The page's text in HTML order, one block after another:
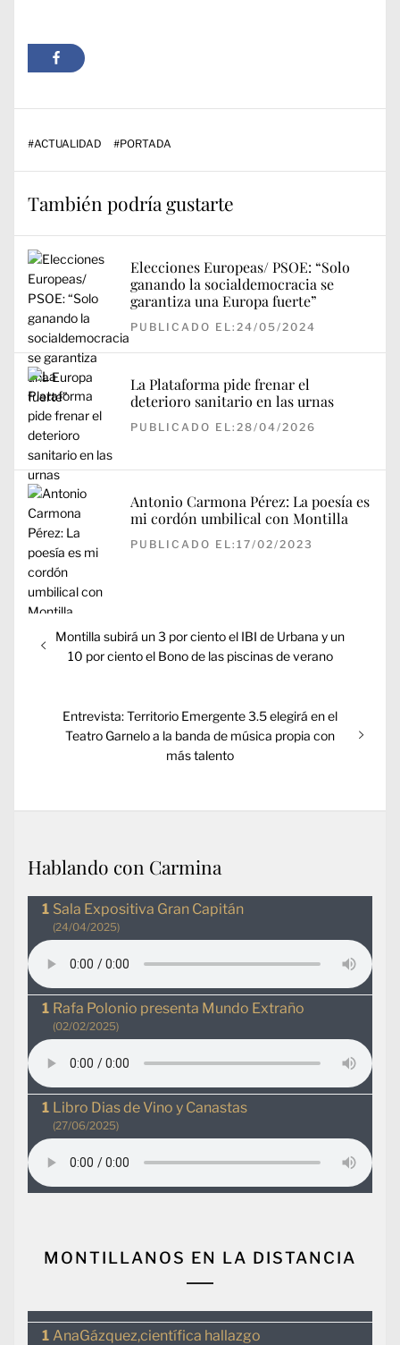
#ACTUALIDAD #PORTADA
También podría gustarte
Elecciones Europeas/ PSOE: “Solo
ganando la socialdemocracia se
garantiza una Europa fuerte”
PUBLICADO EL:24/05/2024
La Plataforma pide frenar el
deterioro sanitario en las urnas
PUBLICADO EL:28/04/2026
Antonio Carmona Pérez: La poesía es
mi cordón umbilical con Montilla
PUBLICADO EL:17/02/2023
Navegación
de
Entrada
anterior:
Montilla subirá un 3 por ciento el IBI de Urbana y un
10 por ciento el Bono de las piscinas de verano
Entrada
siguiente:
Entrevista: Territorio Emergente 3.5 elegirá en el
Teatro Garnelo a la banda de música propia con
más talento
Hablando con Carmina
Sala Expositiva Gran Capitán
(24/04/2025)
Rafa Polonio presenta Mundo Extraño
(02/02/2025)
Libro Dias de Vino y Canastas
(27/06/2025)
MONTILLANOS EN LA DISTANCIA
AnaGázquez,científica hallazgo